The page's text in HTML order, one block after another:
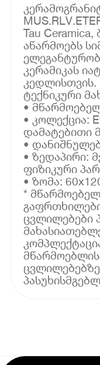
Tau
აწარმოებს
კერამიკას
კედლისთვის.
ტექნიკური
•
• კოლექცია:
დამატებითი
•
• ზედაპირი:
ფიზიკური
• ზომა:
*
ცვლილებები